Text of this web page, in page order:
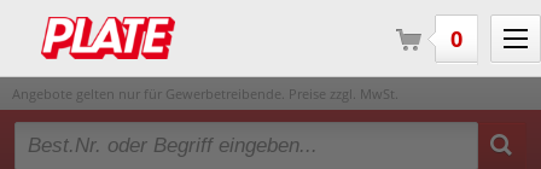
Angebote gelten nur für Gewerbetreibende. Preise zzgl. MwSt.
0